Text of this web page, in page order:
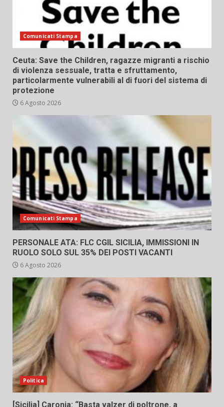
Comunicati Stampa
Ceuta: Save the Children, ragazze migranti a rischio
di violenza sessuale, tratta e sfruttamento,
particolarmente vulnerabili al di fuori del sistema di
protezione
6 Agosto 2026
Comunicati Stampa
PERSONALE ATA: FLC CGIL SICILIA, IMMISSIONI IN
RUOLO SOLO SUL 35% DEI POSTI VACANTI
6 Agosto 2026
Politica
[Sicilia] Caronia: “Basta valzer di poltrone, a